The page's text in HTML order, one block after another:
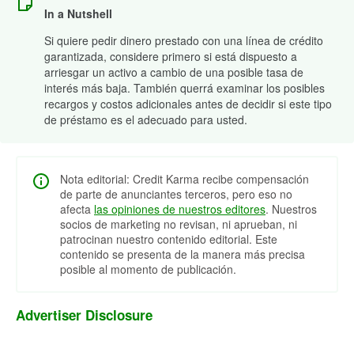
In a Nutshell
Si quiere pedir dinero prestado con una línea de crédito
garantizada, considere primero si está dispuesto a
arriesgar un activo a cambio de una posible tasa de
interés más baja. También querrá examinar los posibles
recargos y costos adicionales antes de decidir si este tipo
de préstamo es el adecuado para usted.
Nota editorial: Credit Karma recibe compensación
de parte de anunciantes terceros, pero eso no
afecta las opiniones de nuestros editores. Nuestros
socios de marketing no revisan, ni aprueban, ni
patrocinan nuestro contenido editorial. Este
contenido se presenta de la manera más precisa
posible al momento de publicación.
Advertiser Disclosure